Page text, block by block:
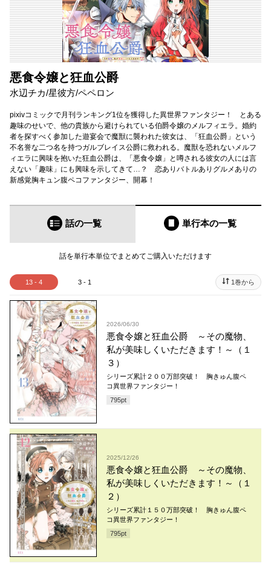
悪食令嬢と狂血公爵
水辺チカ/星彼方/ペペロン
pixivコミックで月刊ランキング1位を獲得した異世界ファンタジー！ とある
趣味のせいで、他の貴族から避けられている伯爵令嬢のメルフィエラ。婚約
者を探すべく参加した遊宴会で魔獣に襲われた彼女は、「狂血公爵」という
不名誉な二つ名を持つガルブレイス公爵に救われる。魔獣を恐れないメルフ
ィエラに興味を抱いた狂血公爵は、「悪食令嬢」と噂される彼女の人には言
えない「趣味」にも興味を示してきて…？ 恋ありバトルありグルメありの
新感覚胸キュン腹ペコファンタジー、開幕！
話の一覧 単行本の一覧
話を単行本単位でまとめてご購入いただけます
13 - 4 3 - 1 1巻から
2026/06/30
悪食令嬢と狂血公爵 ～その魔物、
私が美味しくいただきます！～（１
３）
シリーズ累計２００万部突破！ 胸きゅん腹ペ
コ異世界ファンタジー！
795pt
2025/12/26
悪食令嬢と狂血公爵 ～その魔物、
私が美味しくいただきます！～（１
２）
シリーズ累計１５０万部突破！ 胸きゅん腹ペ
コ異世界ファンタジー！
795pt